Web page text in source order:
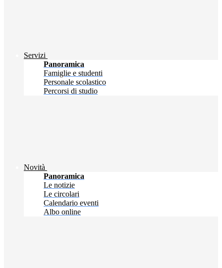
Servizi
Panoramica
Famiglie e studenti
Personale scolastico
Percorsi di studio
Novità
Panoramica
Le notizie
Le circolari
Calendario eventi
Albo online